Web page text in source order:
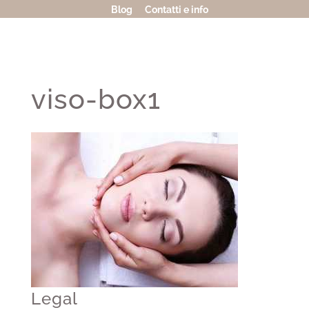
Blog Contatti e info
viso-box1
Legal